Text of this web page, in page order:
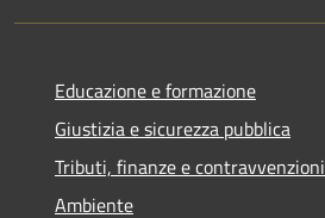
Educazione e formazione
Giustizia e sicurezza pubblica
Tributi, finanze e contravvenzioni
Ambiente